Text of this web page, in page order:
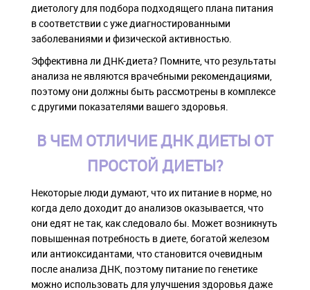
диетологу для подбора подходящего плана питания
в соответствии с уже диагностированными
заболеваниями и физической активностью.
Эффективна ли ДНК-диета? Помните, что результаты
анализа не являются врачебными рекомендациями,
поэтому они должны быть рассмотрены в комплексе
с другими показателями вашего здоровья.
В ЧЕМ ОТЛИЧИЕ ДНК ДИЕТЫ ОТ
ПРОСТОЙ ДИЕТЫ?
Некоторые люди думают, что их питание в норме, но
когда дело доходит до анализов оказывается, что
они едят не так, как следовало бы. Может возникнуть
повышенная потребность в диете, богатой железом
или антиоксидантами, что становится очевидным
после анализа ДНК, поэтому питание по генетике
можно использовать для улучшения здоровья даже